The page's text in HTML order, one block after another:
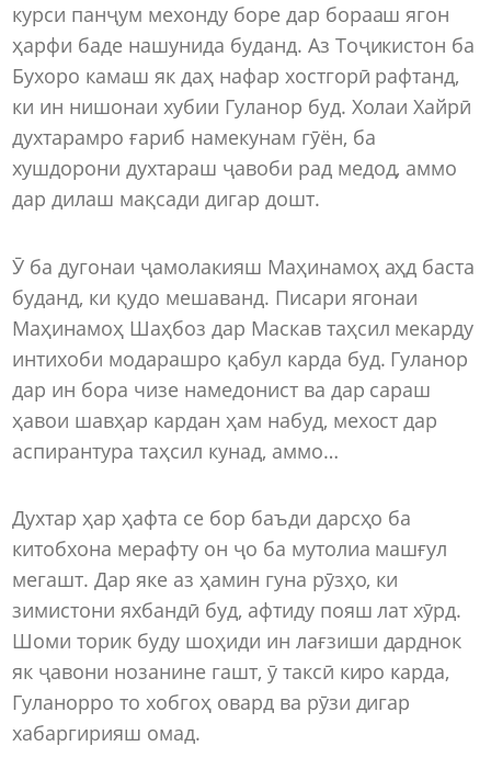
курси панҷум мехонду боре дар борааш ягон
ҳарфи баде нашунида буданд. Аз Тоҷикистон ба
Бухоро камаш як даҳ нафар хостгорӣ рафтанд,
ки ин нишонаи хубии Гуланор буд. Холаи Хайрӣ
духтарамро ғариб намекунам гӯён, ба
хушдорони духтараш ҷавоби рад медод, аммо
дар дилаш мақсади дигар дошт.
Ӯ ба дугонаи ҷамолакияш Маҳинамоҳ аҳд баста
буданд, ки қудо мешаванд. Писари ягонаи
Маҳинамоҳ Шаҳбоз дар Маскав таҳсил мекарду
интихоби модарашро қабул карда буд. Гуланор
дар ин бора чизе намедонист ва дар сараш
ҳавои шавҳар кардан ҳам набуд, мехост дар
аспирантура таҳсил кунад, аммо…
Духтар ҳар ҳафта се бор баъди дарсҳо ба
китобхона мерафту он ҷо ба мутолиа машғул
мегашт. Дар яке аз ҳамин гуна рӯзҳо, ки
зимистони яхбандӣ буд, афтиду пояш лат хӯрд.
Шоми торик буду шоҳиди ин лағзиши дарднок
як ҷавони нозанине гашт, ӯ таксӣ киро карда,
Гуланорро то хобгоҳ овард ва рӯзи дигар
хабаргирияш омад.